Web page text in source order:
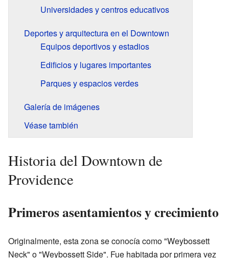
Universidades y centros educativos
Deportes y arquitectura en el Downtown
Equipos deportivos y estadios
Edificios y lugares importantes
Parques y espacios verdes
Galería de imágenes
Véase también
Historia del Downtown de
Providence
Primeros asentamientos y crecimiento
Originalmente, esta zona se conocía como "Weybossett
Neck" o "Weybossett Side". Fue habitada por primera vez